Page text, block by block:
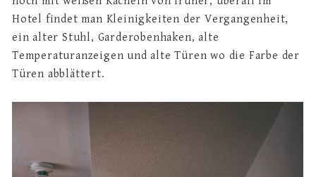
Hotel findet man Kleinigkeiten der Vergangenheit,
ein alter Stuhl, Garderobenhaken, alte
Temperaturanzeigen und alte Türen wo die Farbe der
Türen abblättert.